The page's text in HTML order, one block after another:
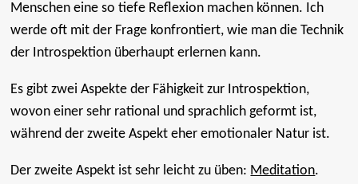
Menschen eine so tiefe Reflexion machen können. Ich
werde oft mit der Frage konfrontiert, wie man die Technik
der Introspektion überhaupt erlernen kann.
Es gibt zwei Aspekte der Fähigkeit zur Introspektion,
wovon einer sehr rational und sprachlich geformt ist,
während der zweite Aspekt eher emotionaler Natur ist.
Der zweite Aspekt ist sehr leicht zu üben: Meditation.